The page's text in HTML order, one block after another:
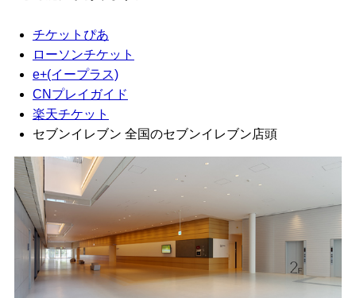
チケットぴあ
ローソンチケット
e+(イープラス)
CNプレイガイド
楽天チケット
セブンイレブン 全国のセブンイレブン店頭